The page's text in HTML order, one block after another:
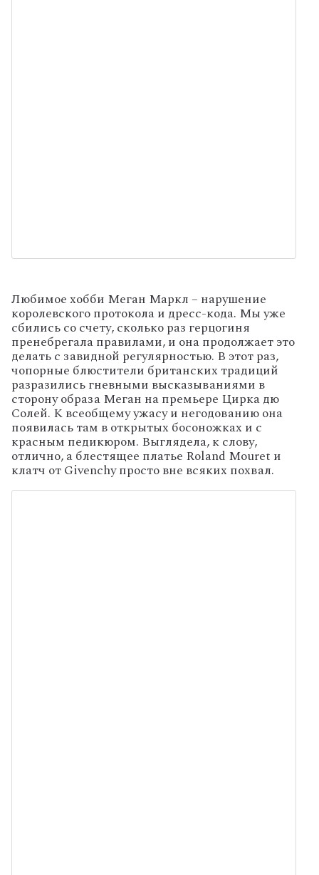
Любимое хобби Меган Маркл – нарушение
королевского протокола и дресс-кода. Мы уже
сбились со счету, сколько раз герцогиня
пренебрегала правилами, и она продолжает это
делать с завидной регулярностью. В этот раз,
чопорные блюстители британских традиций
разразились гневными высказываниями в
сторону образа Меган на премьере Цирка дю
Солей. К всеобщему ужасу и негодованию она
появилась там в открытых босоножках и с
красным педикюром. Выглядела, к слову,
отлично, а блестящее платье Roland Mouret и
клатч от Givenchy просто вне всяких похвал.